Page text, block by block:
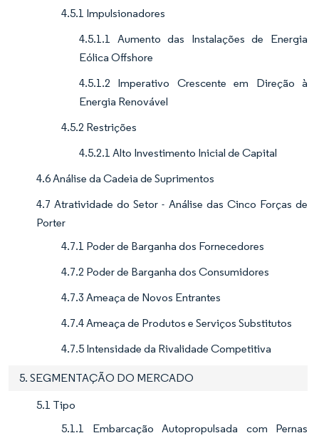
4.5.1 Impulsionadores
4.5.1.1 Aumento das Instalações de Energia
Eólica Offshore
4.5.1.2 Imperativo Crescente em Direção à
Energia Renovável
4.5.2 Restrições
4.5.2.1 Alto Investimento Inicial de Capital
4.6 Análise da Cadeia de Suprimentos
4.7 Atratividade do Setor - Análise das Cinco Forças de
Porter
4.7.1 Poder de Barganha dos Fornecedores
4.7.2 Poder de Barganha dos Consumidores
4.7.3 Ameaça de Novos Entrantes
4.7.4 Ameaça de Produtos e Serviços Substitutos
4.7.5 Intensidade da Rivalidade Competitiva
5. SEGMENTAÇÃO DO MERCADO
5.1 Tipo
5.1.1 Embarcação Autopropulsada com Pernas